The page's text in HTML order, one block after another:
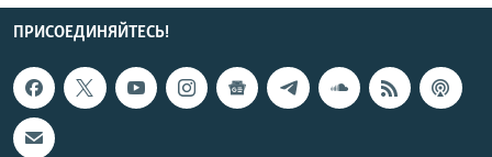
ПРИСОЕДИНЯЙТЕСЬ!